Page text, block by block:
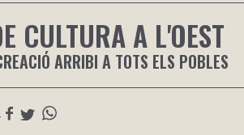
CULTURA A L'OEST
ARRIBI A TOTS ELS POBLES